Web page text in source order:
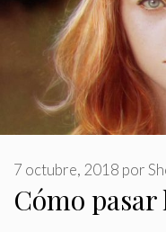
Cómo
7 octubre, 2018 por